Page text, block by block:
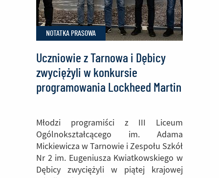
kadłuba
F-
16
70/72
NOTATKA PRASOWA
Uczniowie z Tarnowa i Dębicy
zwyciężyli w konkursie
programowania Lockheed Martin
Młodzi programiści z III Liceum
Ogólnokształcącego im. Adama
Mickiewicza w Tarnowie i Zespołu Szkół
Nr 2 im. Eugeniusza Kwiatkowskiego w
Dębicy zwyciężyli w piątej krajowej